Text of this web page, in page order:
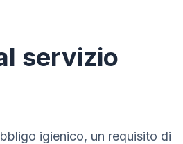
servizio
igienico, un requisito di